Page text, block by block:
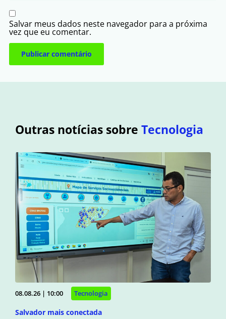
Salvar meus dados neste navegador para a próxima
vez que eu comentar.
Outras notícias sobre Tecnologia
08.08.26 | 10:00 Tecnologia
Salvador mais conectada